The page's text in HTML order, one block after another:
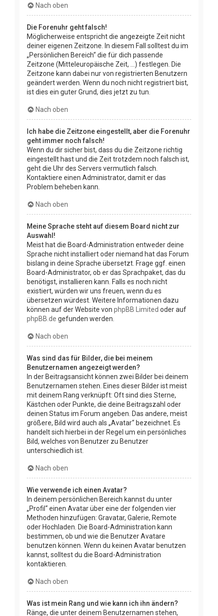
Nach oben
Die Forenuhr geht falsch!
Möglicherweise entspricht die angezeigte Zeit nicht
deiner eigenen Zeitzone. In diesem Fall solltest du im
„Persönlichen Bereich“ die für dich passende
Zeitzone (Mitteleuropäische Zeit, ...) festlegen. Die
Zeitzone kann dabei nur von registrierten Benutzern
geändert werden. Wenn du noch nicht registriert bist,
ist dies ein guter Grund, dies jetzt zu tun.
Nach oben
Ich habe die Zeitzone eingestellt, aber die Forenuhr
geht immer noch falsch!
Wenn du dir sicher bist, dass du die Zeitzone richtig
eingestellt hast und die Zeit trotzdem noch falsch ist,
geht die Uhr des Servers vermutlich falsch.
Kontaktiere einen Administrator, damit er das
Problem beheben kann.
Nach oben
Meine Sprache steht auf diesem Board nicht zur
Auswahl!
Meist hat die Board-Administration entweder deine
Sprache nicht installiert oder niemand hat das Forum
bislang in deine Sprache übersetzt. Frage ggf. einen
Board-Administrator, ob er das Sprachpaket, das du
benötigst, installieren kann. Falls es noch nicht
existiert, würden wir uns freuen, wenn du es
übersetzen würdest. Weitere Informationen dazu
können auf der Website von phpBB Limited oder auf
phpBB.de gefunden werden.
Nach oben
Was sind das für Bilder, die bei meinem
Benutzernamen angezeigt werden?
In der Beitragsansicht können zwei Bilder bei deinem
Benutzernamen stehen. Eines dieser Bilder ist meist
mit deinem Rang verknüpft: Oft sind dies Sterne,
Kästchen oder Punkte, die deine Beitragszahl oder
deinen Status im Forum angeben. Das andere, meist
größere, Bild wird auch als „Avatar“ bezeichnet. Es
handelt sich hierbei in der Regel um ein persönliches
Bild, welches von Benutzer zu Benutzer
unterschiedlich ist.
Nach oben
Wie verwende ich einen Avatar?
In deinem persönlichen Bereich kannst du unter
„Profil“ einen Avatar über eine der folgenden vier
Methoden hinzufügen: Gravatar, Galerie, Remote
oder Hochladen. Die Board-Administration kann
bestimmen, ob und wie die Benutzer Avatare
benutzen können. Wenn du keinen Avatar benutzen
kannst, solltest du die Board-Administration
kontaktieren.
Nach oben
Was ist mein Rang und wie kann ich ihn ändern?
Ränge, die unter deinem Benutzernamen stehen,